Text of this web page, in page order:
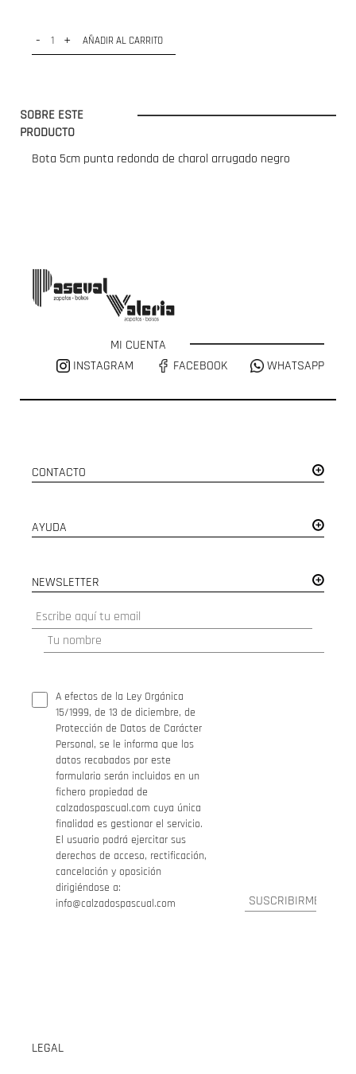
- + AÑADIR AL CARRITO
SOBRE ESTE
PRODUCTO
Bota 5cm punta redonda de charol arrugado negro
MI CUENTA
INSTAGRAM
FACEBOOK WHATSAPP
CONTACTO
AYUDA
NEWSLETTER
A efectos de la Ley Orgánica
15/1999, de 13 de diciembre, de
Protección de Datos de Carácter
Personal, se le informa que los
datos recabados por este
formulario serán incluidos en un
fichero propiedad de
calzadospascual.com cuya única
finalidad es gestionar el servicio.
El usuario podrá ejercitar sus
derechos de acceso, rectificación,
cancelación y oposición
dirigiéndose a:
info@calzadospascual.com
LEGAL